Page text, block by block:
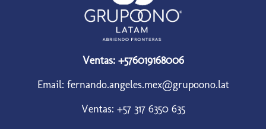
Ventas: +576019168006
Email: fernando.angeles.mex@grupoono.lat
Ventas: +57 317 6350 635